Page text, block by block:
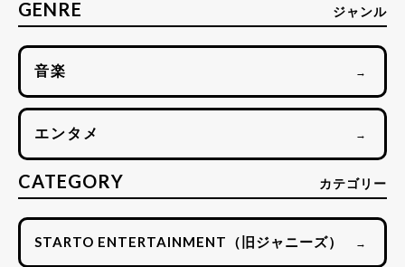
GENRE ジャンル
音楽 →
エンタメ →
CATEGORY カテゴリー
STARTO ENTERTAINMENT（旧ジャニーズ） →